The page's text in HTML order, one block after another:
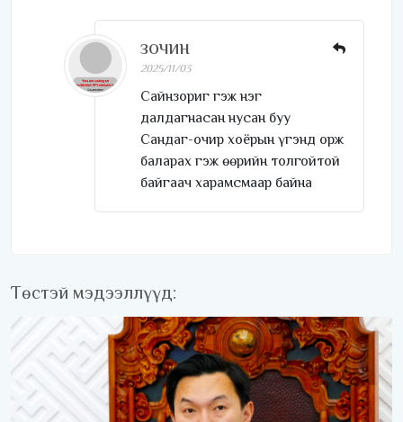
ЗОЧИН
2025/11/03
Сайнзориг гэж нэг
далдагнасан нусан буу
Сандаг-очир хоёрын үгэнд орж
баларах гэж өөрийн толгойтой
байгаач харамсмаар байна
Төстэй мэдээллүүд: